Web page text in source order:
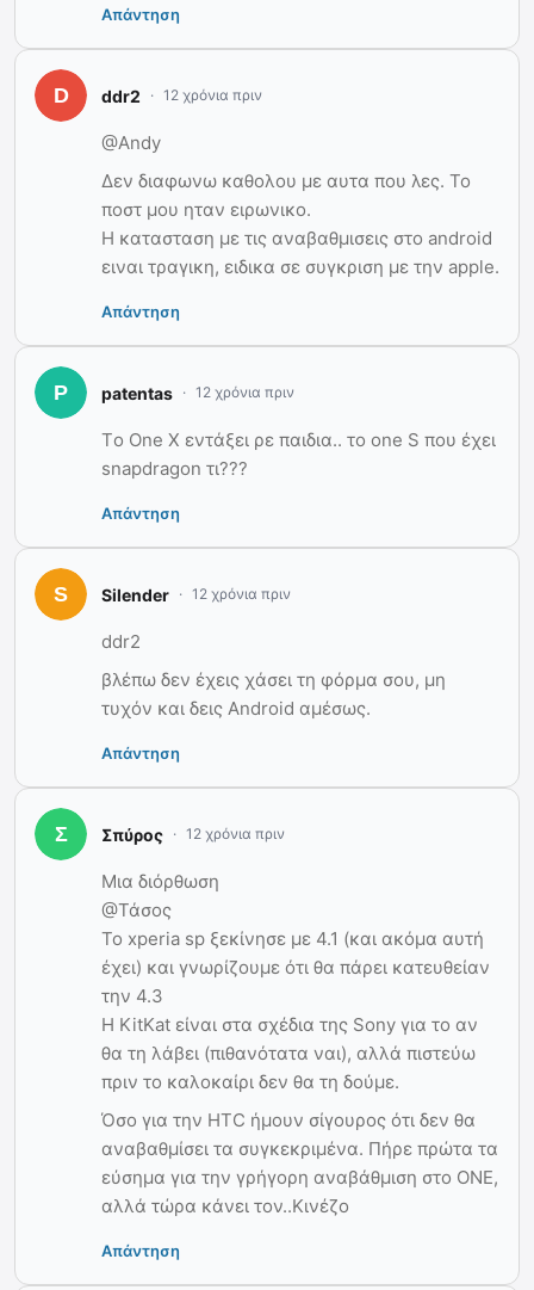
Απάντηση
ddr2 12 χρόνια πριν
@Andy
Δεν διαφωνω καθολου με αυτα που λες. Το
ποστ μου ηταν ειρωνικο.
Η κατασταση με τις αναβαθμισεις στο android
ειναι τραγικη, ειδικα σε συγκριση με την apple.
Απάντηση
patentas 12 χρόνια πριν
Tο One X εντάξει ρε παιδια.. το one S που έχει
snapdragon τι???
Απάντηση
Silender 12 χρόνια πριν
ddr2
βλέπω δεν έχεις χάσει τη φόρμα σου, μη
τυχόν και δεις Android αμέσως.
Απάντηση
Σπύρος 12 χρόνια πριν
Μια διόρθωση
@Τάσος
Το xperia sp ξεκίνησε με 4.1 (και ακόμα αυτή
έχει) και γνωρίζουμε ότι θα πάρει κατευθείαν
την 4.3
Η KitKat είναι στα σχέδια της Sony για το αν
θα τη λάβει (πιθανότατα ναι), αλλά πιστεύω
πριν το καλοκαίρι δεν θα τη δούμε.
Όσο για την HTC ήμουν σίγουρος ότι δεν θα
αναβαθμίσει τα συγκεκριμένα. Πήρε πρώτα τα
εύσημα για την γρήγορη αναβάθμιση στο ONE,
αλλά τώρα κάνει τον..Κινέζο
Απάντηση